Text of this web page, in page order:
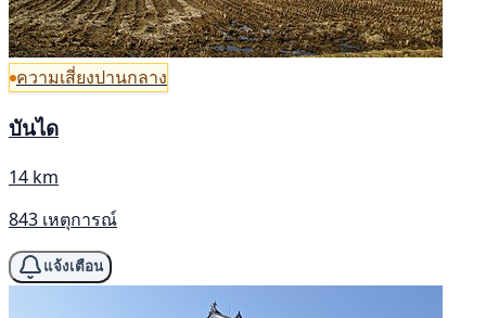
ความเสี่ยงปานกลาง
บันได
14 km
843 เหตุการณ์
แจ้งเตือน